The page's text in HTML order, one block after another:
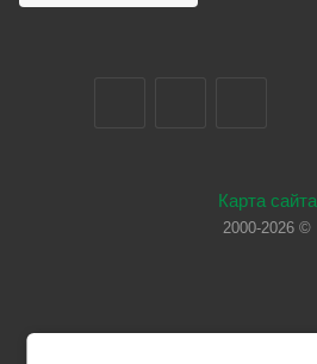
Карта сайта
2000-2026 ©